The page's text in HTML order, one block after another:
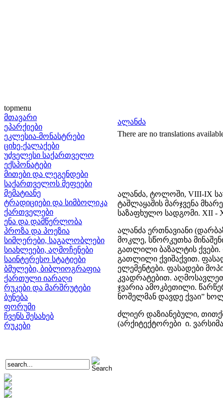
topmenu
მთავარი
ეპარქიები
ეკლესია-მონასტრები
ციხე-ქალაქები
უძველესი საქართველო
ექსპონატები
მითები და ლეგენდები
საქართველოს მეფეები
მემატიანე
ტრადიციები და სიმბოლიკა
ქართველები
ენა და დამწერლობა
პროზა და პოეზია
სიმღერები, საგალობლები
სიახლეები, აღმოჩენები
საინტერესო სტატიები
ბმულები, ბიბლიოგრაფია
ქართული იარაღი
რუკები და მარშრუტები
ბუნება
ფორუმი
ჩვენს შესახებ
რუკები
ალანძა
There are no translations
ალანძა, ტოლოში, VIII-IX
ტაშლაყაშის მარჯვენა
საზაფხულო სადგომი. XII -
ალანძა ერთნავიანი
მოკლე, სწორკუთხა
გათლილი ბაზალტის ქვები.
გათლილი ქვიშაქვით.
ელემენტები. ფასადები
კვადრატებით.
ჯვარია ამოკბეთილი.
ნოშელმან დავდე ქვაი”
ძლიერ დაზიანებული,
(არქიტექტორები ი.